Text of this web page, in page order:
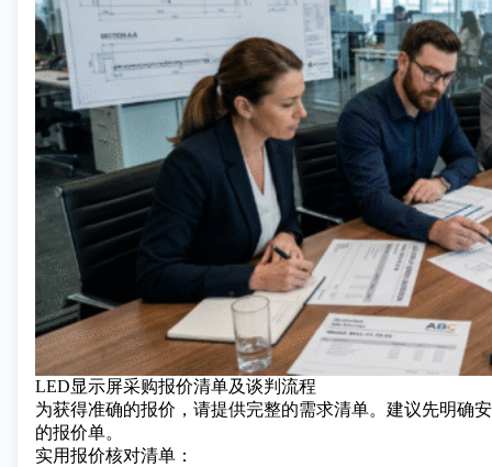
LED显示屏采购报价清单及谈判流程
为获得准确的报价，请提供完整的需求清单。建议先明确
的报价单。
实用报价核对清单：